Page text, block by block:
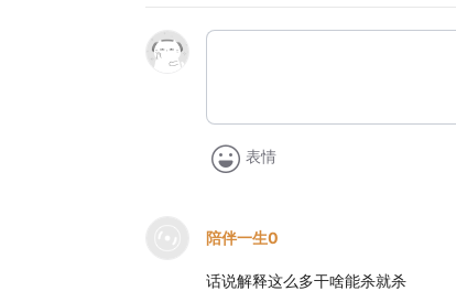
表情
陪伴一生0
话说解释这么多干啥能杀就杀